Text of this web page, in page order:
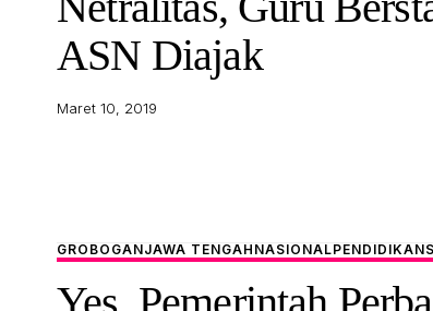
ASN Diajak
Maret 10, 2019
GROBOGANJAWA TENGAH NASIONALPENDIDIKAN